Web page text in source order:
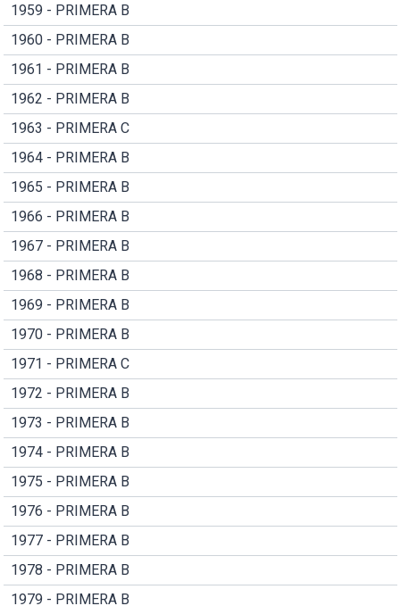
1959 - PRIMERA B
1960 - PRIMERA B
1961 - PRIMERA B
1962 - PRIMERA B
1963 - PRIMERA C
1964 - PRIMERA B
1965 - PRIMERA B
1966 - PRIMERA B
1967 - PRIMERA B
1968 - PRIMERA B
1969 - PRIMERA B
1970 - PRIMERA B
1971 - PRIMERA C
1972 - PRIMERA B
1973 - PRIMERA B
1974 - PRIMERA B
1975 - PRIMERA B
1976 - PRIMERA B
1977 - PRIMERA B
1978 - PRIMERA B
1979 - PRIMERA B